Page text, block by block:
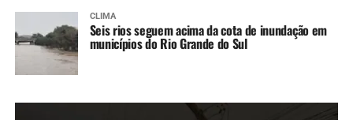
CLIMA
Seis rios seguem acima da cota de inundação em
municípios do Rio Grande do Sul